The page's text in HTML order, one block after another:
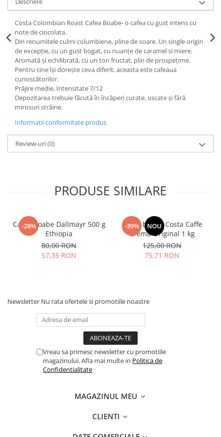
Costa Colombian Roast Cafea Boabe- o cafea cu gust intens cu
note de ciocolata.
Din renumitele culmi columbiene, pline de soare. Un single origin
de excepție, cu un gust bogat, cu nuanțe de caramel si miere.
Aromată și echilibrată, cu un ton fructat, plin de prospețime.
Pentru cine își dorește ceva diferit, aceasta este cafeaua
cunoscătorilor.
Prăjire medie, Intensitate 7/12
Depozitarea trebuie făcută în încăperi curate, uscate și fără
mirosuri străine.
Informatii conformitate produs
Review-uri(0)
PRODUSE SIMILARE
-28%
Cafea boabe Dallmayr 500 g
Ethiopia
80,00 RON
57,35 RON
-39% NOU
Cafea boabe Costa Caffe
Crema Original 1 kg
125,00 RON
75,71 RON
Newsletter Nu rata ofertele si promotiile noastre
Vreau sa primesc newsletter cu promotiile
magazinului. Afla mai multe in Politica de
Confidentialitate
MAGAZINUL MEU
CLIENTI